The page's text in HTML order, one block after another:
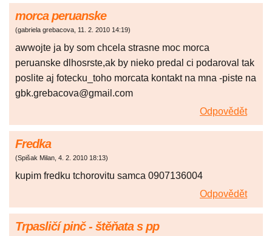
morca peruanske
(gabriela grebacova, 11. 2. 2010 14:19)
awwojte ja by som chcela strasne moc morca
peruanske dlhosrste,ak by nieko predal ci podaroval tak
poslite aj fotecku_toho morcata kontakt na mna -piste na
gbk.grebacova@gmail.com
Odpovědět
Fredka
(Spišak Milan, 4. 2. 2010 18:13)
kupim fredku tchorovitu samca 0907136004
Odpovědět
Trpasličí pinč - štěňata s pp